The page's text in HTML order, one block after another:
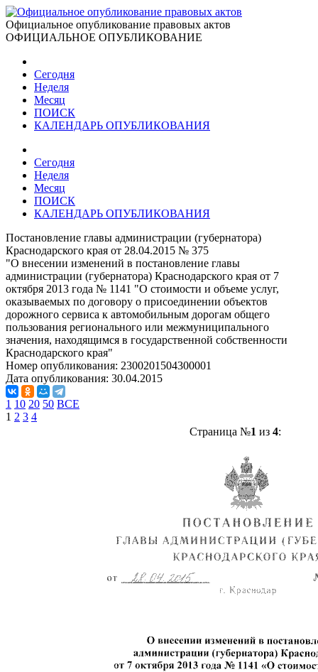
Официальное опубликование правовых актов
ОФИЦИАЛЬНОЕ ОПУБЛИКОВАНИЕ
Сегодня
Неделя
Месяц
ПОИСК
КАЛЕНДАРЬ ОПУБЛИКОВАНИЯ
Сегодня
Неделя
Месяц
ПОИСК
КАЛЕНДАРЬ ОПУБЛИКОВАНИЯ
Постановление главы администрации (губернатора)
Краснодарского края от 28.04.2015 № 375
"О внесении изменений в постановление главы
администрации (губернатора) Краснодарского края от 7
октября 2013 года № 1141 "О стоимости и объеме услуг,
оказываемых по договору о присоединении объектов
дорожного сервиса к автомобильным дорогам общего
пользования регионального или межмуниципального
значения, находящимся в государственной собственности
Краснодарского края"
Номер опубликования: 2300201504300001
Дата опубликования: 30.04.2015
1 10 20 50 ВСЕ
1 2 3 4
Страница №1 из 4: